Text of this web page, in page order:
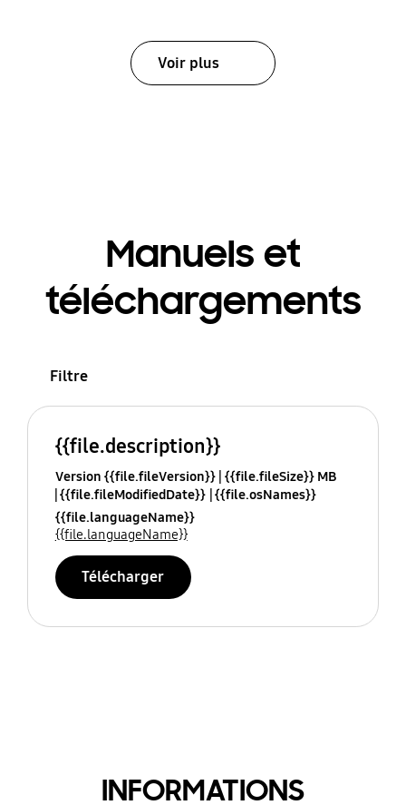
Voir plus
Manuels et
téléchargements
Filtre
{{file.description}}
Version {{file.fileVersion}} {{file.fileSize}} MB
{{file.fileModifiedDate}} {{file.osNames}}
{{file.languageName}}
{{file.languageName}}
Télécharger
INFORMATIONS